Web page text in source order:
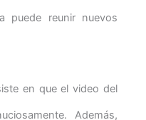
puede reunir nuevos
en que el video del
Además,